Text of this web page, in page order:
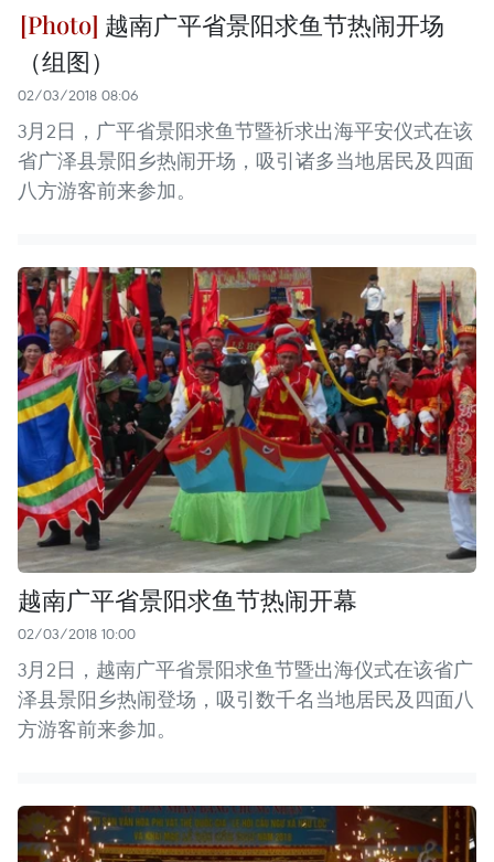
越南广平省景阳求鱼节热闹开场
（组图）
02/03/2018 08:06
3月2日，广平省景阳求鱼节暨祈求出海平安仪式在该
省广泽县景阳乡热闹开场，吸引诸多当地居民及四面
八方游客前来参加。
越南广平省景阳求鱼节热闹开幕
02/03/2018 10:00
3月2日，越南广平省景阳求鱼节暨出海仪式在该省广
泽县景阳乡热闹登场，吸引数千名当地居民及四面八
方游客前来参加。